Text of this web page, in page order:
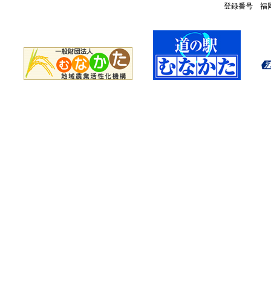
登録番号 福